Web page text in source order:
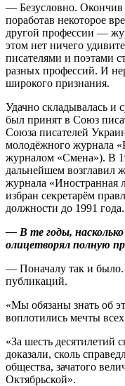
— Безусловно.
поработав некоторое
другой профессии —
этом нет ничего
писателями и поэтами
разных профессий. И
широкого признания.
Удачно складывалась и
был принят в Союз
Союза писателей
молодёжного журнала
журналом «Смена»). В
дальнейшем возглавил
журнала «Иностранная
избран секретарём
должности до 1991 года.
— В те годы,
олицетворял полную
— Поначалу так и было.
публикаций.
«Мы обязаны знать об
воплотились мечты
«За шесть десятилетий
доказали, сколь
общества, зачатого
Октябрьской».